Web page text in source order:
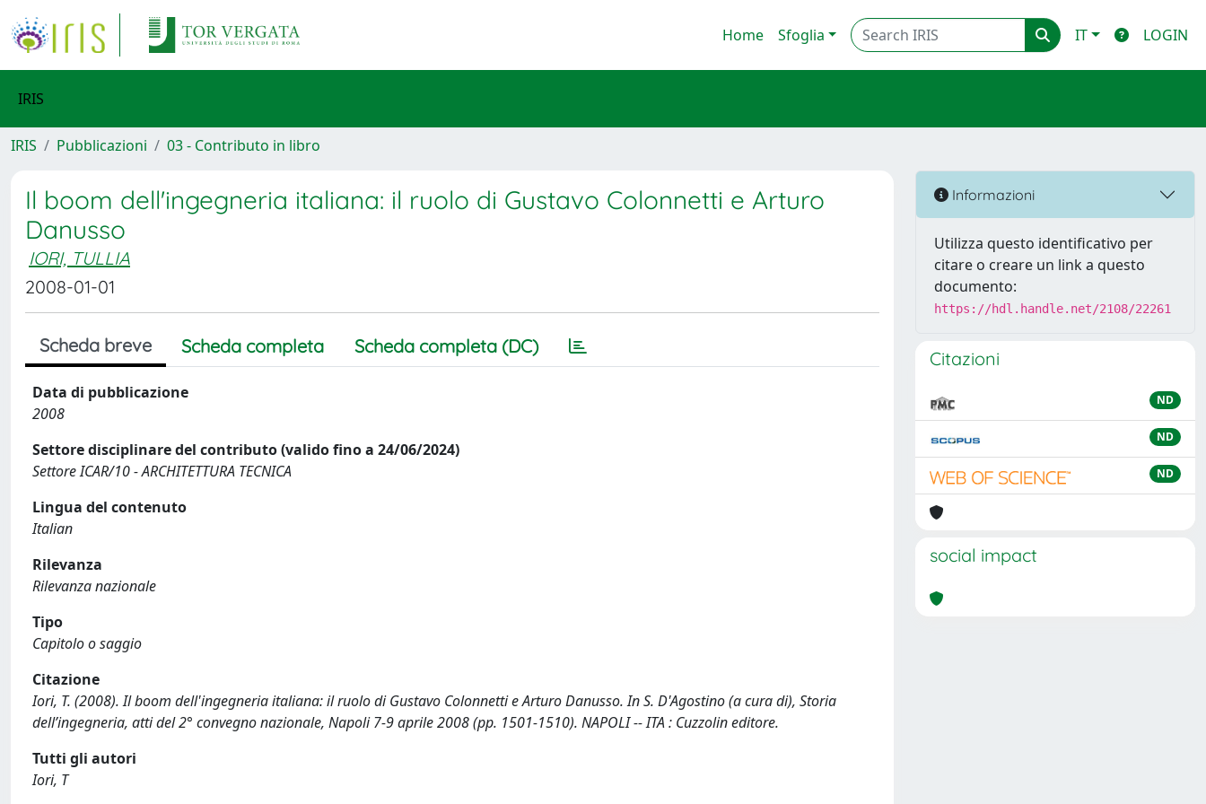
Home Sfoglia IT LOGIN
IRIS
IRIS Pubblicazioni 03 - Contributo in libro
Il boom dell'ingegneria italiana: il ruolo di Gustavo Colonnetti e Arturo
Danusso
IORI, TULLIA
2008-01-01
Scheda breve Scheda completa Scheda completa (DC)
Data di pubblicazione
2008
Settore disciplinare del contributo (valido fino a 24/06/2024)
Settore ICAR/10 - ARCHITETTURA TECNICA
Lingua del contenuto
Italian
Rilevanza
Rilevanza nazionale
Tipo
Capitolo o saggio
Citazione
Iori, T. (2008). Il boom dell'ingegneria italiana: il ruolo di Gustavo Colonnetti e Arturo Danusso. In S. D'Agostino (a cura di), Storia
dell’ingegneria, atti del 2° convegno nazionale, Napoli 7-9 aprile 2008 (pp. 1501-1510). NAPOLI -- ITA : Cuzzolin editore.
Tutti gli autori
Iori, T
Informazioni
Utilizza questo identificativo per
citare o creare un link a questo
documento:
https://hdl.handle.net/2108/22261
Citazioni
ND
ND
ND
social impact